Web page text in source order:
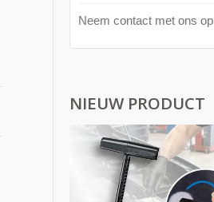
Neem contact met ons op
NIEUW PRODUCT